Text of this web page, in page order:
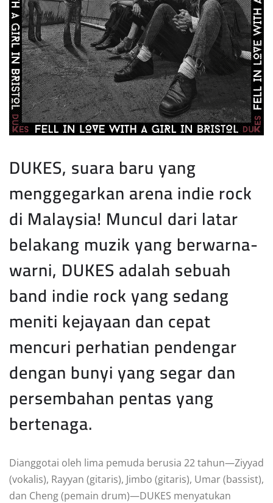
DUKES, suara baru yang
menggegarkan arena indie rock
di Malaysia! Muncul dari latar
belakang muzik yang berwarna-
warni, DUKES adalah sebuah
band indie rock yang sedang
meniti kejayaan dan cepat
mencuri perhatian pendengar
dengan bunyi yang segar dan
persembahan pentas yang
bertenaga.
Dianggotai oleh lima pemuda berusia 22 tahun—Ziyyad
(vokalis), Rayyan (gitaris), Jimbo (gitaris), Umar (bassist),
dan Cheng (pemain drum)—DUKES menyatukan